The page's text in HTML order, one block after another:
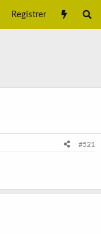
Registrer
#521